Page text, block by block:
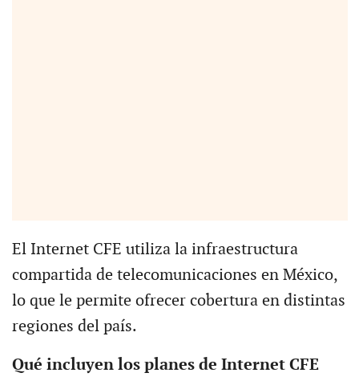
El Internet CFE utiliza la infraestructura
compartida de telecomunicaciones en México,
lo que le permite ofrecer cobertura en distintas
regiones del país.
Qué incluyen los planes de Internet CFE